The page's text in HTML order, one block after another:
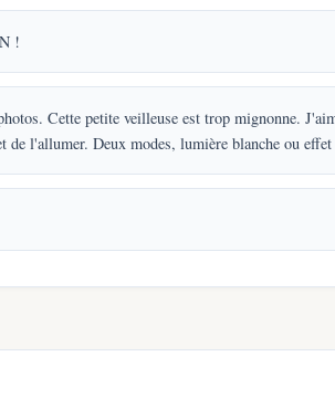
!
Cette petite veilleuse est trop mignonne.
de l'allumer. Deux modes, lumière blanche ou